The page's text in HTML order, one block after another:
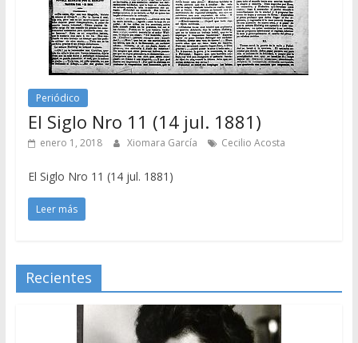
Periódico
El Siglo Nro 11 (14 jul. 1881)
enero 1, 2018 Xiomara García Cecilio Acosta
El Siglo Nro 11 (14 jul. 1881)
Leer más
Recientes